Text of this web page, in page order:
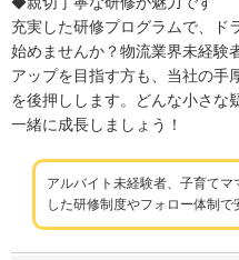
充実した研修プログラムで、ド
始めませんか？物流業界未経験
アップを目指す方も、当社の手
を後押しします。どんな小さな
一緒に成長しましょう！
アルバイト未経験者、子育て
した研修制度やフォロー体制